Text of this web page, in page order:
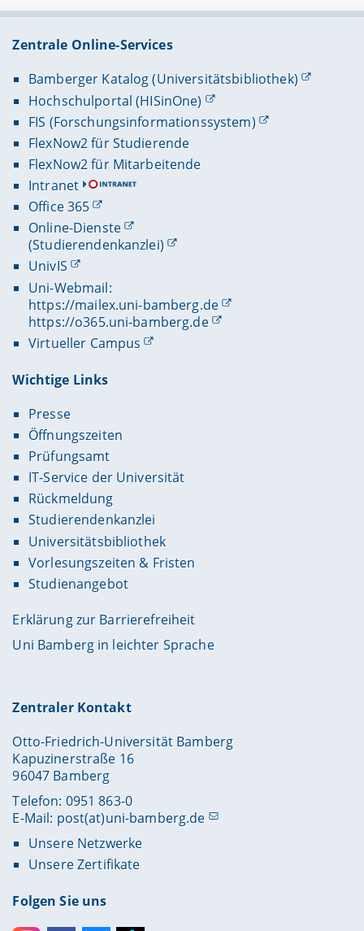
Zentrale Online-Services
Bamberger Katalog (Universitätsbibliothek)
Hochschulportal (HISinOne)
FIS (Forschungsinformationssystem)
FlexNow2 für Studierende
FlexNow2 für Mitarbeitende
Intranet
Office 365
Online-Dienste
(Studierendenkanzlei)
UnivIS
Uni-Webmail:
https://mailex.uni-bamberg.de
https://o365.uni-bamberg.de
Virtueller Campus
Wichtige Links
Presse
Öffnungszeiten
Prüfungsamt
IT-Service der Universität
Rückmeldung
Studierendenkanzlei
Universitätsbibliothek
Vorlesungszeiten & Fristen
Studienangebot
Erklärung zur Barrierefreiheit
Uni Bamberg in leichter Sprache
Zentraler Kontakt
Otto-Friedrich-Universität Bamberg
Kapuzinerstraße 16
96047 Bamberg
Telefon: 0951 863-0
E-Mail: post(at)uni-bamberg.de
Unsere Netzwerke
Unsere Zertifikate
Folgen Sie uns